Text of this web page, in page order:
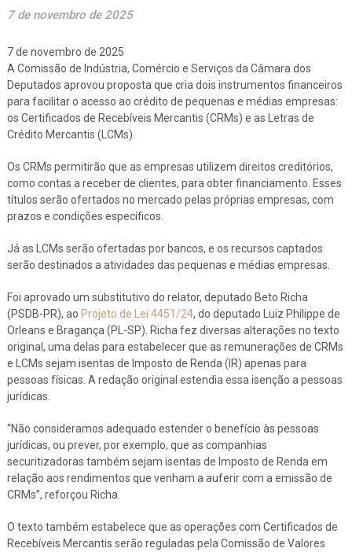
7 de novembro de 2025
7 de novembro de 2025
A Comissão de Indústria, Comércio e Serviços da Câmara dos
Deputados aprovou proposta que cria dois instrumentos financeiros
para facilitar o acesso ao crédito de pequenas e médias empresas:
os Certificados de Recebíveis Mercantis (CRMs) e as Letras de
Crédito Mercantis (LCMs).
Os CRMs permitirão que as empresas utilizem direitos creditórios,
como contas a receber de clientes, para obter financiamento. Esses
títulos serão ofertados no mercado pelas próprias empresas, com
prazos e condições específicos.
Já as LCMs serão ofertadas por bancos, e os recursos captados
serão destinados a atividades das pequenas e médias empresas.
Foi aprovado um substitutivo do relator, deputado Beto Richa
(PSDB-PR), ao Projeto de Lei 4451/24, do deputado Luiz Philippe de
Orleans e Bragança (PL-SP). Richa fez diversas alterações no texto
original, uma delas para estabelecer que as remunerações de CRMs
e LCMs sejam isentas de Imposto de Renda (IR) apenas para
pessoas físicas. A redação original estendia essa isenção a pessoas
jurídicas.
“Não consideramos adequado estender o benefício às pessoas
jurídicas, ou prever, por exemplo, que as companhias
securitizadoras também sejam isentas de Imposto de Renda em
relação aos rendimentos que venham a auferir com a emissão de
CRMs”, reforçou Richa.
O texto também estabelece que as operações com Certificados de
Recebíveis Mercantis serão reguladas pela Comissão de Valores